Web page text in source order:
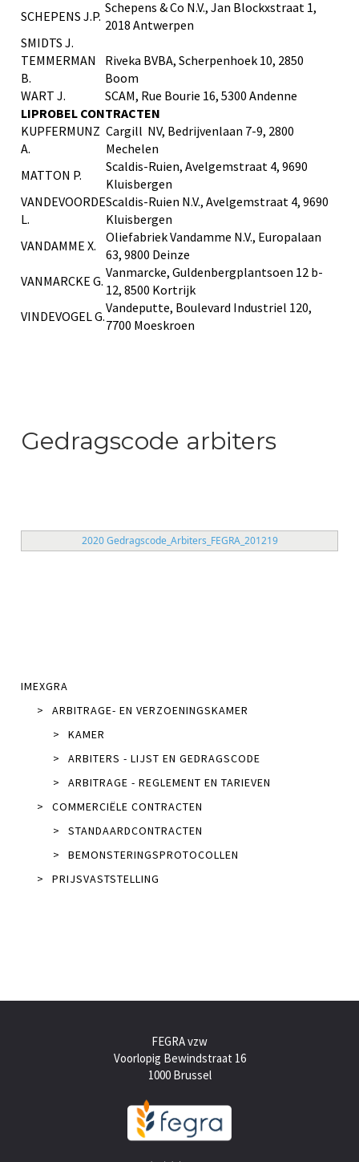
SCHEPENS J.P.
Schepens & Co N.V., Jan Blockxstraat 1,
2018 Antwerpen
SMIDTS J.
TEMMERMAN
B.
Riveka BVBA, Scherpenhoek 10, 2850
Boom
WART J.
SCAM, Rue Bourie 16, 5300 Andenne
LIPROBEL CONTRACTEN
KUPFERMUNZ
A.
Cargill NV, Bedrijvenlaan 7-9, 2800
Mechelen
MATTON P.
Scaldis-Ruien, Avelgemstraat 4, 9690
Kluisbergen
VANDEVOORDE
L.
Scaldis-Ruien N.V., Avelgemstraat 4, 9690
Kluisbergen
VANDAMME X.
Oliefabriek Vandamme N.V., Europalaan
63, 9800 Deinze
VANMARCKE G.
Vanmarcke, Guldenbergplantsoen 12 b-
12, 8500 Kortrijk
VINDEVOGEL G.
Vandeputte, Boulevard Industriel 120,
7700 Moeskroen
Gedragscode arbiters
2020 Gedragscode_Arbiters_FEGRA_201219
IMEXGRA
>
ARBITRAGE- EN VERZOENINGSKAMER
>
KAMER
>
ARBITERS - LIJST EN GEDRAGSCODE
>
ARBITRAGE - REGLEMENT EN TARIEVEN
>
COMMERCIËLE CONTRACTEN
>
STANDAARDCONTRACTEN
>
BEMONSTERINGSPROTOCOLLEN
>
PRIJSVASTSTELLING
FEGRA vzw
Voorlopig Bewindstraat 16
1000 Brussel